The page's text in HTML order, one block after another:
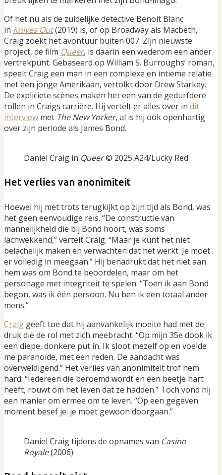
Of het nu als de zuidelijke detective Benoit Blanc
in Knives Out(2019) is, of op Broadway als Macbeth,
Craig zoekt het avontuur buiten 007. Zijn nieuwste
project, de film Queer, is daarin een wederom een ander
vertrekpunt. Gebaseerd op William S. Burroughs’ roman,
speelt Craig een man in een complexe en intieme relatie
met een jonge Amerikaan, vertolkt door Drew Starkey.
De expliciete scènes maken het een van de gedurfdere
rollen in Craigs carrière. Hij vertelt er alles over in dit
interview met The New Yorker, al is hij ook openhartig
over zijn periode als James Bond.
Daniel Craig in Queer© 2025 A24/Lucky Red
Het verlies van anonimiteit
Hoewel hij met trots terugkijkt op zijn tijd als Bond, was
het geen eenvoudige reis. “De constructie van
mannelijkheid die bij Bond hoort, was soms
lachwekkend,” vertelt Craig. “Maar je kunt het niet
belachelijk maken en verwachten dat het werkt. Je moet
er volledig in meegaan.” Hij benadrukt dat het niet aan
hem was om Bond te beoordelen, maar om het
personage met integriteit te spelen. “Toen ik aan Bond
begon, was ik één persoon. Nu ben ik een totaal ander
mens.”
Craig geeft toe dat hij aanvankelijk moeite had met de
druk die de rol met zich meebracht. “Op mijn 35e dook ik
een diepe, donkere put in. Ik sloot mezelf op en voelde
me paranoïde, met een reden. De aandacht was
overweldigend.” Het verlies van anonimiteit trof hem
hard: “Iedereen die beroemd wordt en een beetje hart
heeft, rouwt om het leven dat ze hadden.” Toch vond hij
een manier om ermee om te leven. “Op een gegeven
moment besef je: je moet gewoon doorgaan.”
Daniel Craig tijdens de opnames van Casino
Royale(2006)